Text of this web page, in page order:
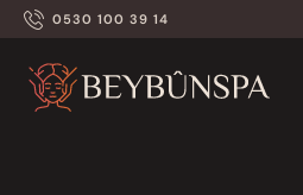
0530 100 39 14